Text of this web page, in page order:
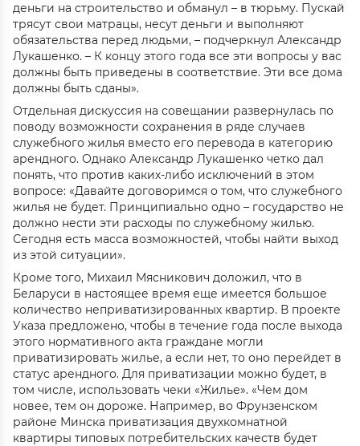
деньги на строительство и обманул – в тюрьму. Пускай
трясут свои матрацы, несут деньги и выполняют
обязательства перед людьми, – подчеркнул Александр
Лукашенко. – К концу этого года все эти вопросы у вас
должны быть приведены в соответствие. Эти все дома
должны быть сданы».
Отдельная дискуссия на совещании развернулась по
поводу возможности сохранения в ряде случаев
служебного жилья вместо его перевода в категорию
арендного. Однако Александр Лукашенко четко дал
понять, что против каких-либо исключений в этом
вопросе: «Давайте договоримся о том, что служебного
жилья не будет. Принципиально одно – государство не
должно нести эти расходы по служебному жилью.
Сегодня есть масса возможностей, чтобы найти выход
из этой ситуации».
Кроме того, Михаил Мясникович доложил, что в
Беларуси в настоящее время еще имеется большое
количество неприватизированных квартир. В проекте
Указа предложено, чтобы в течение года после выхода
этого нормативного акта граждане могли
приватизировать жилье, а если нет, то оно перейдет в
статус арендного. Для приватизации можно будет, в
том числе, использовать чеки «Жилье». «Чем дом
новее, тем он дороже. Например, во Фрунзенском
районе Минска приватизация двухкомнатной
квартиры типовых потребительских качеств будет